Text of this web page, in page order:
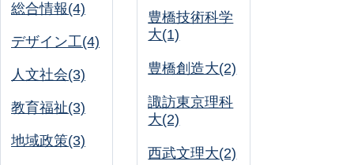
総合情報(4)
デザイン工(4)
人文社会(3)
教育福祉(3)
地域政策(3)
豊橋技術科学
大(1)
豊橋創造大(2)
諏訪東京理科
大(2)
西武文理大(2)